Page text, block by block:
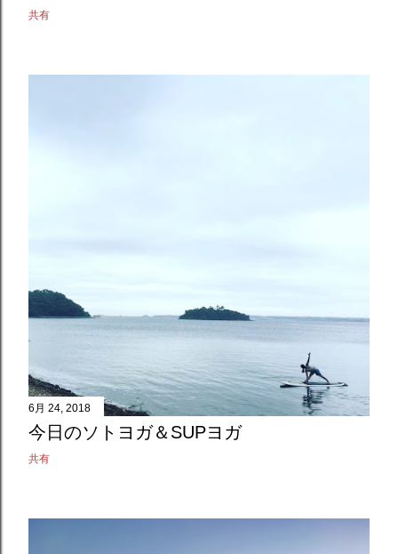
共有
6月 24, 2018
今日のソトヨガ＆SUPヨガ
共有